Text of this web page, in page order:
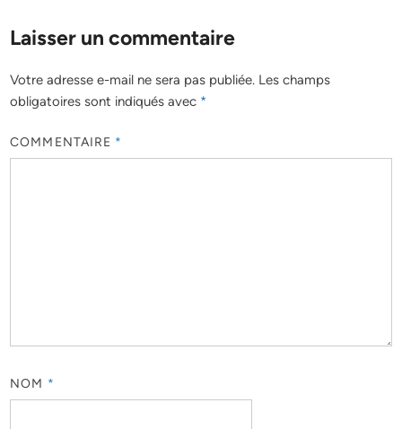
Laisser un commentaire
Votre adresse e-mail ne sera pas publiée. Les champs
obligatoires sont indiqués avec *
COMMENTAIRE *
NOM *